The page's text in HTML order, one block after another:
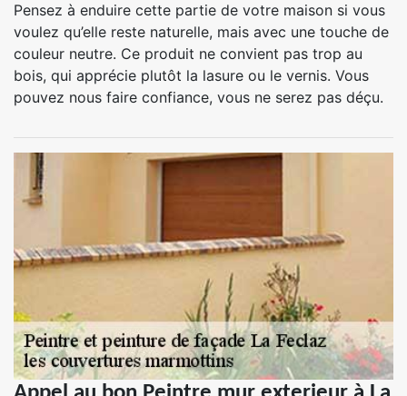
Pensez à enduire cette partie de votre maison si vous
voulez qu’elle reste naturelle, mais avec une touche de
couleur neutre. Ce produit ne convient pas trop au
bois, qui apprécie plutôt la lasure ou le vernis. Vous
pouvez nous faire confiance, vous ne serez pas déçu.